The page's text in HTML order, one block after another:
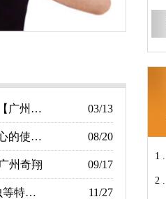
广州奇 03/13
的使 08/20
州奇翔 09/17
特点- 11/27
1 .
2 .